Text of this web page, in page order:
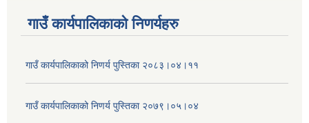
गाउँ कार्यपालिकाकाे निणर्यहरु
गाउँ कार्यपालिकाको निणर्य पुस्तिका २०८३।०४।११
गाउँ कार्यपालिकाको निणर्य पुस्तिका २०७९।०५।०४